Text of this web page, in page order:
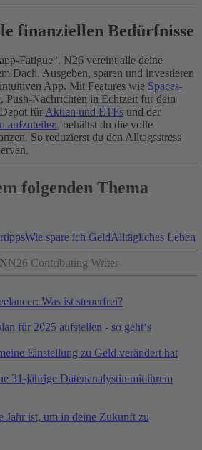
finanziellen Bedürfnisse
Fatigue“. N26 vereint alle deine
Dach. Ausgeben, sparen und investieren
App. Mit Features wie Spaces-
Push-Nachrichten in Echtzeit für dein
fürAktien und ETFs und der
aufzuteilen, behältst du die volle
So reduzierst du den Alltagsstress
folgenden Thema
Wie spare ich GeldAlltägliches Leben
N26 Contributing Writer
Was ist steuerfrei?
für 2025 aufstellen - so geht‘s
Einstellung zu Geld verändert hat
31-jährige Datenanalystin mit ihrem
Jahr ist, um in deine Zukunft zu